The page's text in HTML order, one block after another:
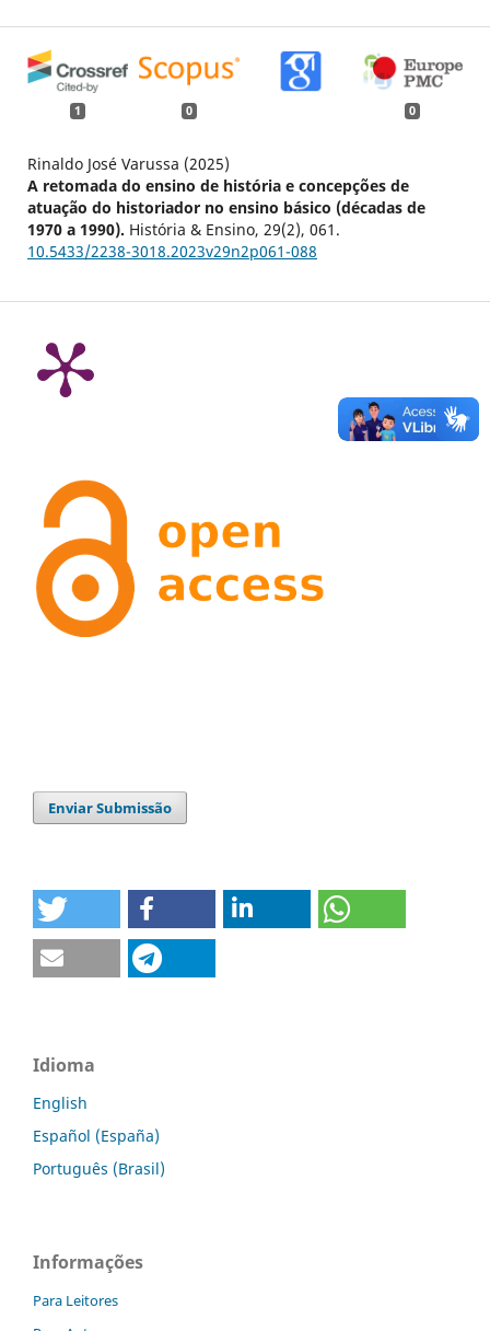
1 0 0
Rinaldo José Varussa (2025)
A retomada do ensino de história e concepções de
atuação do historiador no ensino básico (décadas de
1970 a 1990). História & Ensino, 29(2), 061.
10.5433/2238-3018.2023v29n2p061-088
Enviar Submissão
Idioma
English
Español (España)
Português (Brasil)
Informações
Para Leitores